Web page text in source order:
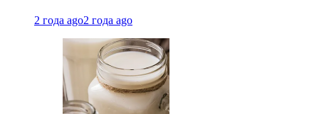
2 года ago2 года ago